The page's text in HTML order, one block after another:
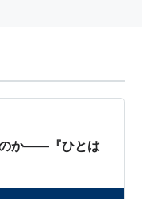
現在で191ヶ国が
のか――『ひとは